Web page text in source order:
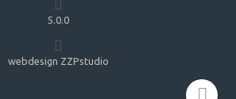
5.0.0
webdesign ZZPstudio